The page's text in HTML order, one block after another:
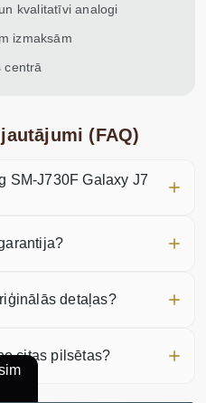
kvalitatīvi analogi
izmaksām
centrā
(FAQ)
SM-J730F Galaxy J7
detaļas?
citas pilsētas?